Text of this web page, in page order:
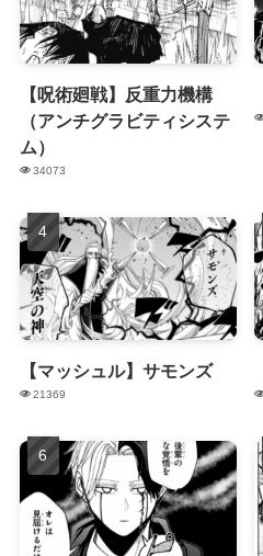
【呪術廻戦】反重力機構
（アンチグラビティシステ
ム）
34073
【マッシュル】サモンズ
21369